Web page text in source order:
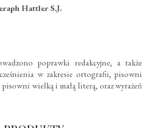
Hattler S.J.
poprawki redakcyjne, a także
w zakresie ortografii, pisowni
pisowni wielką i małą literą, oraz wyrażeń